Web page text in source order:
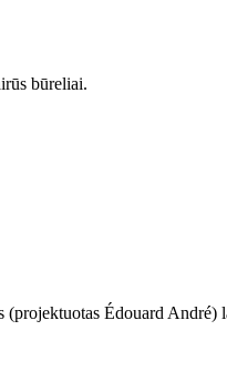
būreliai.
Édouard André)